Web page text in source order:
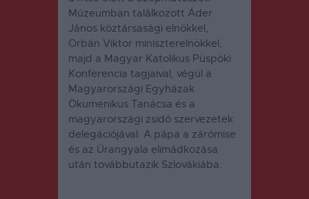
Múzeumban találkozott Áder
János köztársasági elnökkel,
Orbán Viktor miniszterelnökkel,
majd a Magyar Katolikus Püspöki
Konferencia tagjaival, végül a
Magyarországi Egyházak
Ökumenikus Tanácsa és a
magyarországi zsidó szervezetek
delegációjával. A pápa a zárómise
és az Úrangyala elimádkozása
után továbbutazik Szlovákiába.